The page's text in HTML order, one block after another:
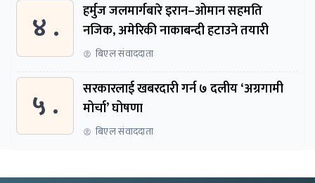
४ .
हर्मुज जलमार्गबारे इरान–ओमान सहमति
नजिक, अमेरिकी नाकाबन्दी हटाउने तयारी
बिएल संवाददाता
५ .
सरकारलाई खबरदारी गर्न ७ दलीय ‘अग्रगामी
मोर्चा’ घोषणा
बिएल संवाददाता